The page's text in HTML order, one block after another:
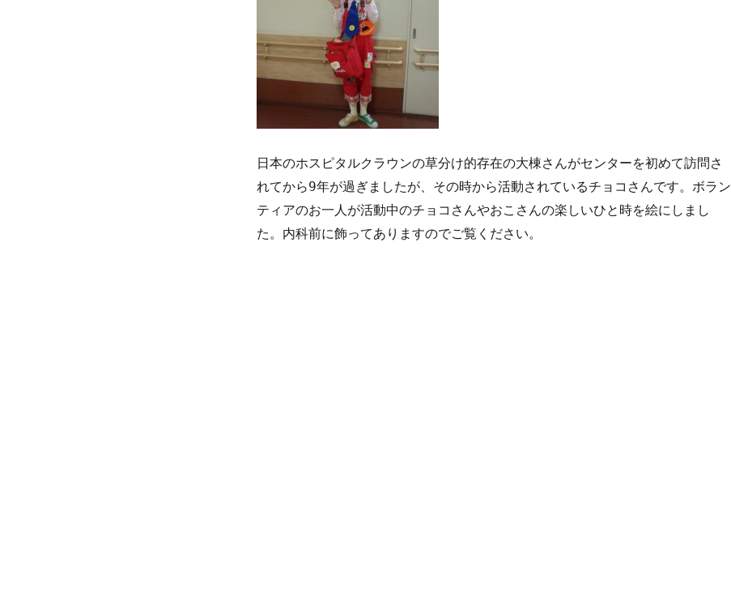
日本のホスピタルクラウンの草分け的存在の大棟さんがセンターを初めて訪問さ
れてから9年が過ぎましたが、その時から活動されているチョコさんです。ボラン
ティアのお一人が活動中のチョコさんやおこさんの楽しいひと時を絵にしまし
た。内科前に飾ってありますのでご覧ください。